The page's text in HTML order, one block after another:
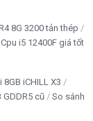
8G 3200 tản thép
Cpu i5 12400F giá tốt
8GB iCHILL X3
GDDR5 cũ
So sánh